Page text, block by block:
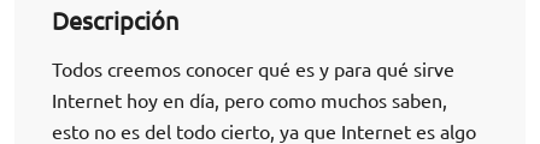
Descripción
Todos creemos conocer qué es y para qué sirve
Internet hoy en día, pero como muchos saben,
esto no es del todo cierto, ya que Internet es algo